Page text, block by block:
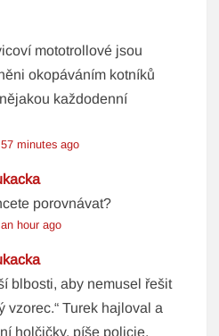
mototrollové jsou
okopáváním kotníků
každodenní
57 minutes ago
porovnávat?
an hour ago
blbosti, aby nemusel řešit
vzorec.“ Turek hajloval a
holčičky, píše policie.